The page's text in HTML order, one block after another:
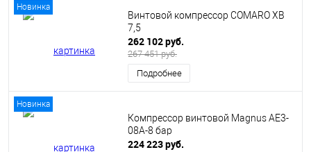
Новинка
Винтовой компрессор COMARO XB
7,5
262 102 руб.
267 451 руб.
Подробнее
Новинка
Компрессор винтовой Magnus AE3-
08A-8 бар
224 223 руб.